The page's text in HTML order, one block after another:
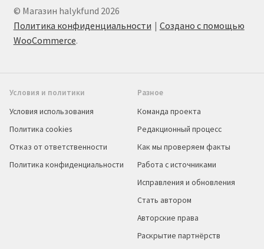
© Магазин halykfund 2026
Политика конфиденциальности
Создано с помощью
WooCommerce.
Условия и политики
Условия использования
Политика cookies
Отказ от ответственности
Политика конфиденциальности
Разное
Команда проекта
Редакционный процесс
Как мы проверяем факты
Работа с источниками
Исправления и обновления
Стать автором
Авторские права
Раскрытие партнёрств